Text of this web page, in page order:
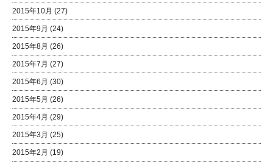
2015年10月 (27)
2015年9月 (24)
2015年8月 (26)
2015年7月 (27)
2015年6月 (30)
2015年5月 (26)
2015年4月 (29)
2015年3月 (25)
2015年2月 (19)